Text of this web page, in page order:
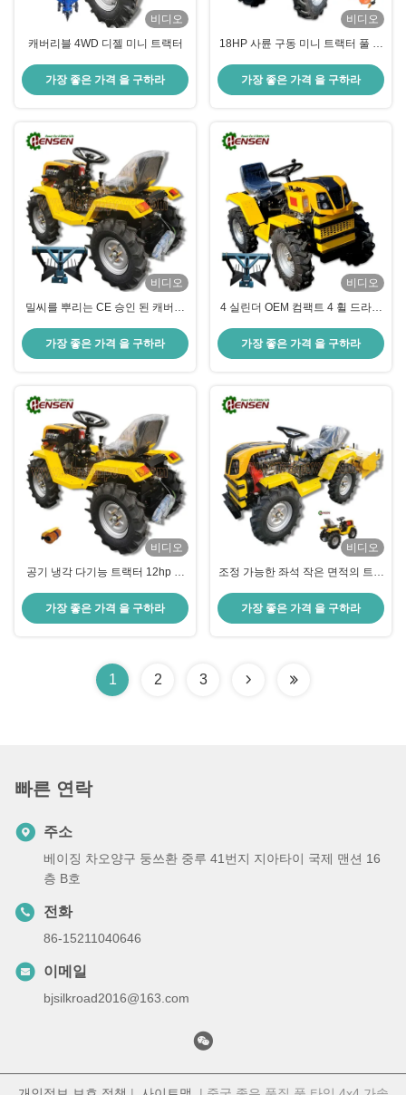
비디오
캐버리블 4WD 디젤 미니 트랙터
가장 좋은 가격 을 구하라
비디오
18HP 사륜 구동 미니 트랙터 풀 타
가장 좋은 가격 을 구하라
비디오
밀씨를 뿌리는 CE 승인 된 캐버리
가장 좋은 가격 을 구하라
비디오
4 실린더 OEM 컴팩트 4 휠 드라이
가장 좋은 가격 을 구하라
비디오
공기 냉각 다기능 트랙터 12hp 미
가장 좋은 가격 을 구하라
비디오
조정 가능한 좌석 작은 면적의 트랙
가장 좋은 가격 을 구하라
1 2 3
빠른 연락
주소
베이징 차오양구 둥쓰환 중루 41번지 지아타이 국제 맨션 16
층 B호
전화
86-15211040646
이메일
bjsilkroad2016@163.com